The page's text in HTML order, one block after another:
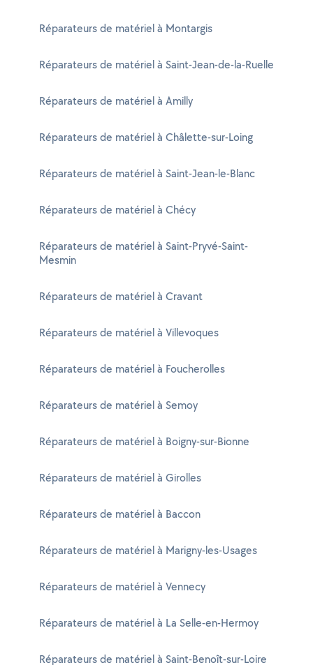
Réparateurs de matériel à Montargis
Réparateurs de matériel à Saint-Jean-de-la-Ruelle
Réparateurs de matériel à Amilly
Réparateurs de matériel à Châlette-sur-Loing
Réparateurs de matériel à Saint-Jean-le-Blanc
Réparateurs de matériel à Chécy
Réparateurs de matériel à Saint-Pryvé-Saint-
Mesmin
Réparateurs de matériel à Cravant
Réparateurs de matériel à Villevoques
Réparateurs de matériel à Foucherolles
Réparateurs de matériel à Semoy
Réparateurs de matériel à Boigny-sur-Bionne
Réparateurs de matériel à Girolles
Réparateurs de matériel à Baccon
Réparateurs de matériel à Marigny-les-Usages
Réparateurs de matériel à Vennecy
Réparateurs de matériel à La Selle-en-Hermoy
Réparateurs de matériel à Saint-Benoît-sur-Loire